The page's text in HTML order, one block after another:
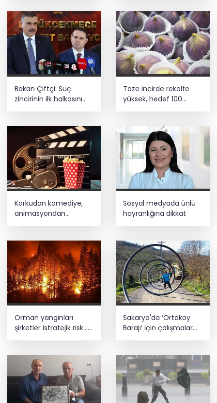
Bakan Çiftçi: Suç
zincirinin ilk halkasını
Taze incirde rekolte
yüksek, hedef 100
Korkudan komediye,
animasyondan
Sosyal medyada ünlü
hayranlığına dikkat
Orman yangınları
şirketler istratejik risk...
Sigorta açığı büyüyor
Sakarya'da ‘Ortaköy
Barajı’ için çalışmalar
başladı